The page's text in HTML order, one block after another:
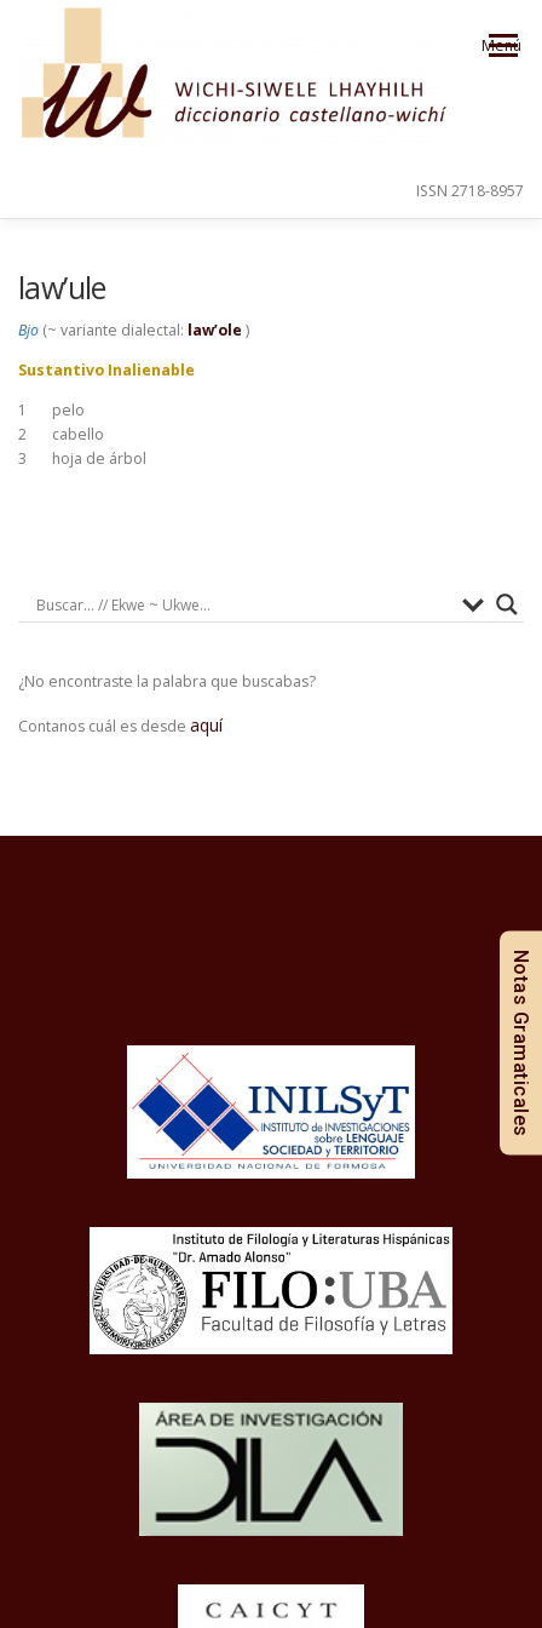
Saltar al contenido
Menú
ISSN 2718-8957
law’ule
Bjo (~ variante dialectal: law’ole )
Sustantivo Inalienable
1
pelo
2
cabello
3
hoja de árbol
¿No encontraste la palabra que buscabas?
Contanos cuál es desde aquí
Notas Gramaticales